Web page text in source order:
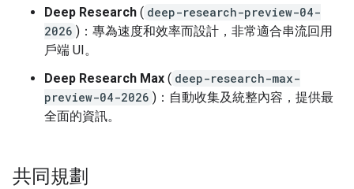
Deep Research ( deep-research-preview-04-
2026 )：專為速度和效率而設計，非常適合串流回用
戶端 UI。
Deep Research Max ( deep-research-max-
preview-04-2026 )：自動收集及統整內容，提供最
全面的資訊。
共同規劃